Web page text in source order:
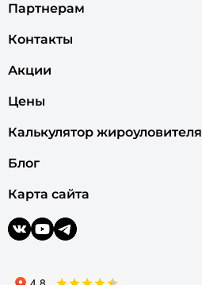
Партнерам
Контакты
Акции
Цены
Калькулятор жироуловителя
Блог
Карта сайта